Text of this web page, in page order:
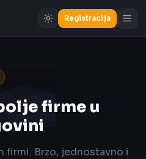
Registracija
firme u
firmi. Brzo, jednostavno i